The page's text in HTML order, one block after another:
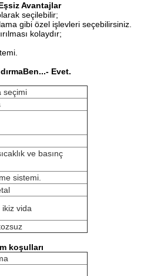
Avantajlar
seçilebilir;
gibi özel işlevleri seçebilirsiniz.
kolaydır;
Ben...- Evet.
seçimi
ve basınç
sistemi.
ikiz vida
koşulları